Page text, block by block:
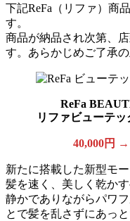
下記ReFa（リファ）商
す。
商品が納品され次第、
す。あらかじめご了承
ReFa
リファビューテ
40,000円 →
新たに搭載した新型モ
髪を速く、美しく乾かす
静かでありながらパワ
とで髪を乱さずにあっ